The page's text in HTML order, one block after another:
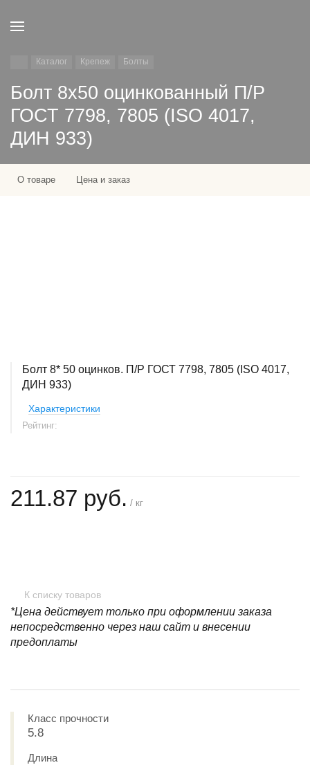
Каталог Крепеж Болты
Болт 8х50 оцинкованный П/Р
ГОСТ 7798, 7805 (ISO 4017,
ДИН 933)
О товаре Цена и заказ
Болт 8* 50 оцинков. П/Р ГОСТ 7798, 7805 (ISO 4017,
ДИН 933)
Характеристики
Рейтинг:
211.87 руб. / кг
К списку товаров
*Цена действует только при оформлении заказа
непосредственно через наш сайт и внесении
предоплаты
Класс прочности
5.8
Длина